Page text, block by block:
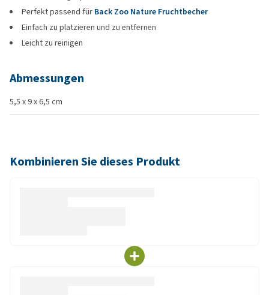
Perfekt passend für Back Zoo Nature Fruchtbecher
Einfach zu platzieren und zu entfernen
Leicht zu reinigen
Abmessungen
5,5 x 9 x 6,5 cm
Kombinieren Sie dieses Produkt